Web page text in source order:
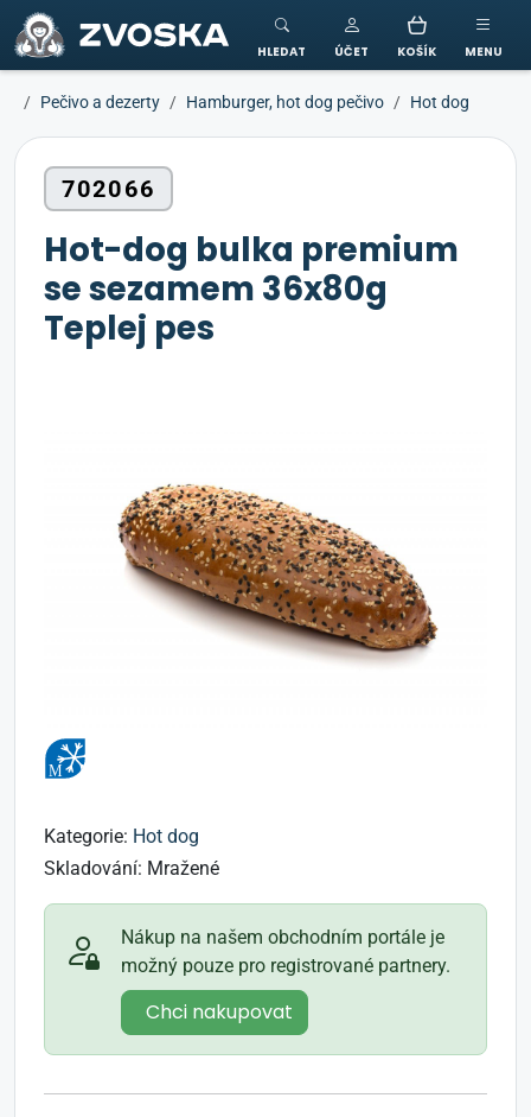
ZVOSKA
HLEDAT ÚČET KOŠÍK MENU
Pečivo a dezerty Hamburger, hot dog pečivo Hot dog
702066
Hot-dog bulka premium
se sezamem 36x80g
Teplej pes
Kategorie: Hot dog
Skladování: Mražené
Nákup na našem obchodním portále je
možný pouze pro registrované partnery.
Chci nakupovat